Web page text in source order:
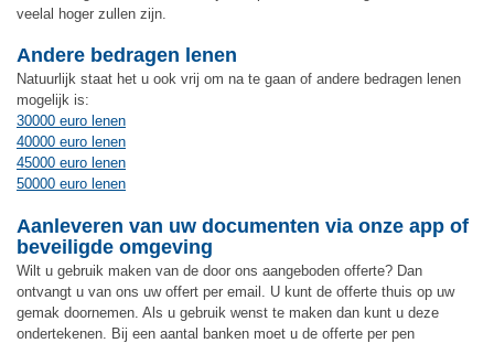
veelal hoger zullen zijn.
Andere bedragen lenen
Natuurlijk staat het u ook vrij om na te gaan of andere bedragen lenen
mogelijk is:
30000 euro lenen
40000 euro lenen
45000 euro lenen
50000 euro lenen
Aanleveren van uw documenten via onze app of
beveiligde omgeving
Wilt u gebruik maken van de door ons aangeboden offerte? Dan
ontvangt u van ons uw offert per email. U kunt de offerte thuis op uw
gemak doornemen. Als u gebruik wenst te maken dan kunt u deze
ondertekenen. Bij een aantal banken moet u de offerte per pen